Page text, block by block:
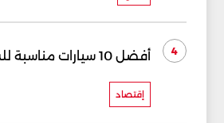
4 أفضل 10 سيارات مناسبة للشباب
إقتصاد